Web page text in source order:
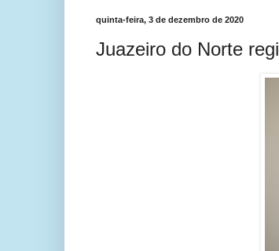
quinta-feira, 3 de dezembro de 2020
Juazeiro do Norte